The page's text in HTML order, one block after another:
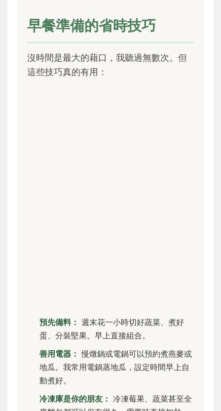
早餐準備的省時技巧
沒時間是最大的藉口，我聽過無數次。但
這些技巧真的有用：
預先備料： 週末花一小時切好蔬菜、煮好
蛋、分裝堅果。早上直接組合。
善用電器： 慢燉鍋或電鍋可以預約煮燕麥或
地瓜。我常用電鍋蒸地瓜，設定時間早上自
動煮好。
冷凍庫是你的朋友： 冷凍莓果、蔬菜甚至全